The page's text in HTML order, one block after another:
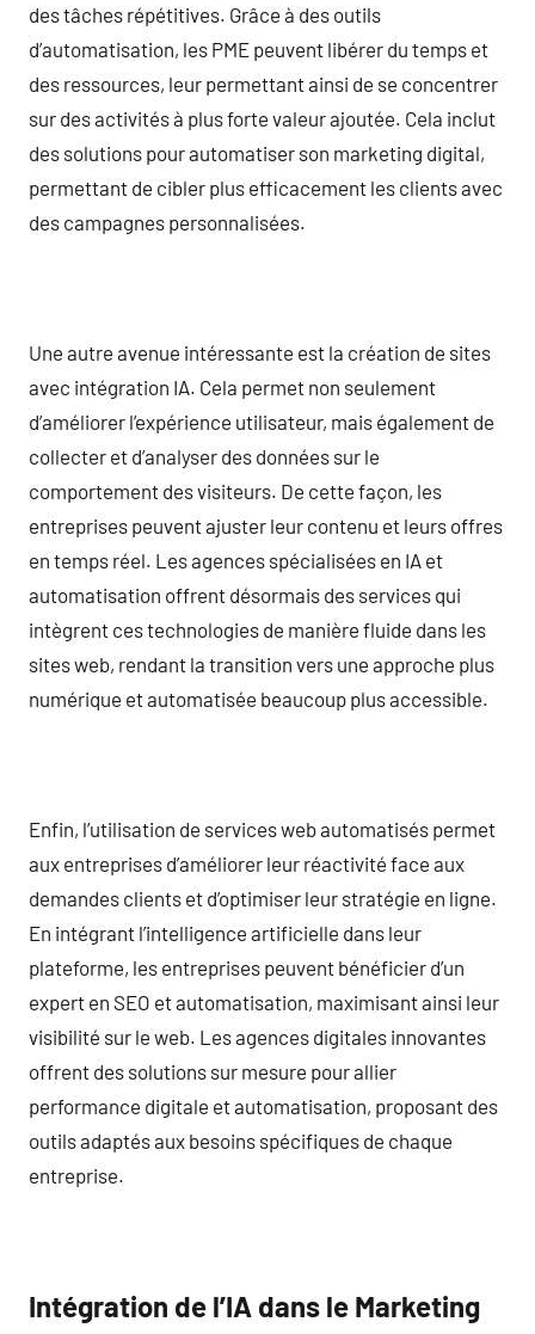
des tâches répétitives. Grâce à des outils
d’automatisation, les PME peuvent libérer du temps et
des ressources, leur permettant ainsi de se concentrer
sur des activités à plus forte valeur ajoutée. Cela inclut
des solutions pour automatiser son marketing digital,
permettant de cibler plus efficacement les clients avec
des campagnes personnalisées.
Une autre avenue intéressante est la création de sites
avec intégration IA. Cela permet non seulement
d’améliorer l’expérience utilisateur, mais également de
collecter et d’analyser des données sur le
comportement des visiteurs. De cette façon, les
entreprises peuvent ajuster leur contenu et leurs offres
en temps réel. Les agences spécialisées en IA et
automatisation offrent désormais des services qui
intègrent ces technologies de manière fluide dans les
sites web, rendant la transition vers une approche plus
numérique et automatisée beaucoup plus accessible.
Enfin, l’utilisation de services web automatisés permet
aux entreprises d’améliorer leur réactivité face aux
demandes clients et d’optimiser leur stratégie en ligne.
En intégrant l’intelligence artificielle dans leur
plateforme, les entreprises peuvent bénéficier d’un
expert en SEO et automatisation, maximisant ainsi leur
visibilité sur le web. Les agences digitales innovantes
offrent des solutions sur mesure pour allier
performance digitale et automatisation, proposant des
outils adaptés aux besoins spécifiques de chaque
entreprise.
Intégration de l’IA dans le Marketing